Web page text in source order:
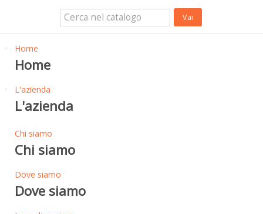
Home
Home
L'azienda
L'azienda
Chi siamo
Chi siamo
Dove siamo
Dove siamo